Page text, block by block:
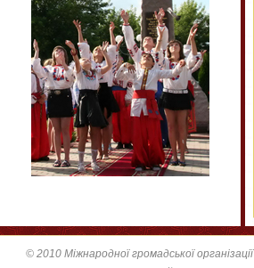
© 2010 Міжнародної громадської організації